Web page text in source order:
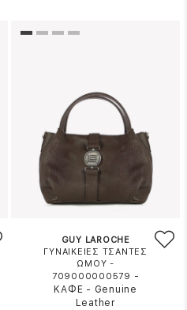
GUY LAROCHE
ΓΥΝΑΙΚΕΙΕΣ ΤΣΑΝΤΕΣ
ΩΜΟΥ -
709000000579 -
ΚΑΦΕ - Genuine
Leather